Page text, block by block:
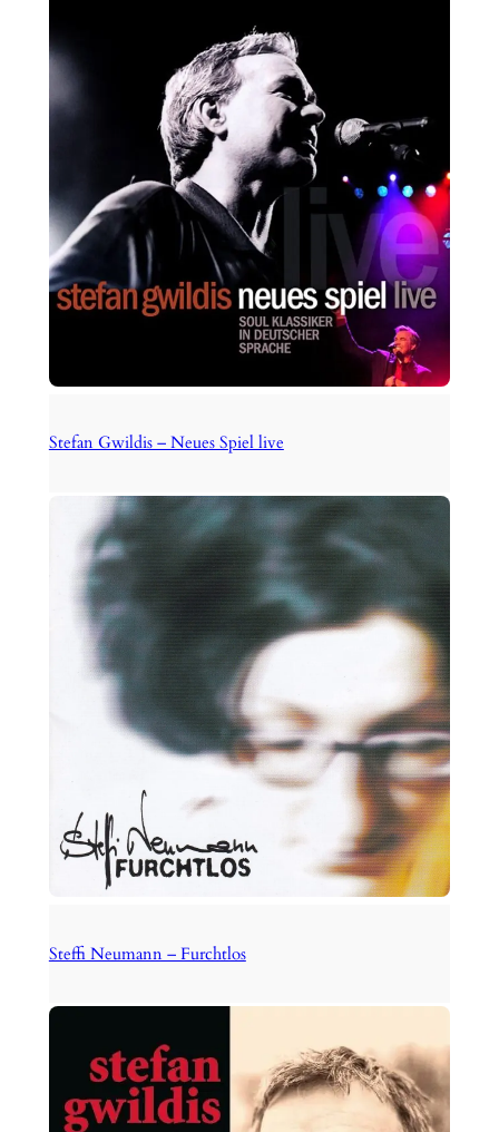
Stefan Gwildis – Neues Spiel live
Steffi Neumann – Furchtlos